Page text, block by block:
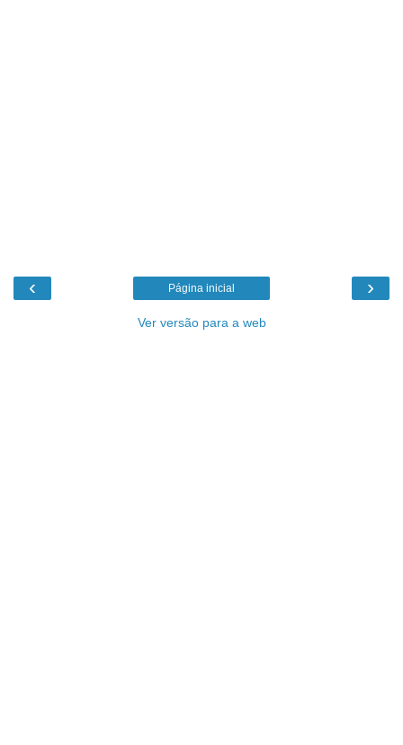
‹ ›
Página inicial
Ver versão para a web